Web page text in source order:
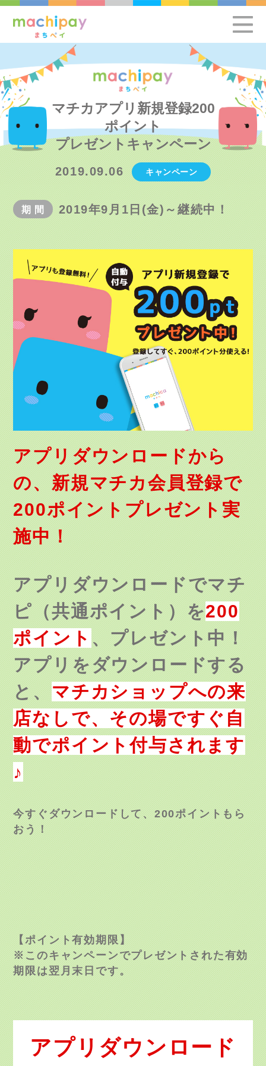
マチカアプリ新規登録200
ポイント
プレゼントキャンペーン
2019.09.06 キャンペーン
期 間 2019年9月1日(金)～継続中！
アプリダウンロードから
の、新規マチカ会員登録で
200ポイントプレゼント実
施中！
アプリダウンロードでマチ
ピ（共通ポイント）を200
ポイント 、プレゼント中！
アプリをダウンロードする
と、マチカショップへの来
店なしで、その場ですぐ自
動でポイント付与されます
♪
今すぐダウンロードして、200ポイントもら
おう！
【ポイント有効期限】
※このキャンペーンでプレゼントされた有効
期限は翌月末日です。
アプリダウンロード